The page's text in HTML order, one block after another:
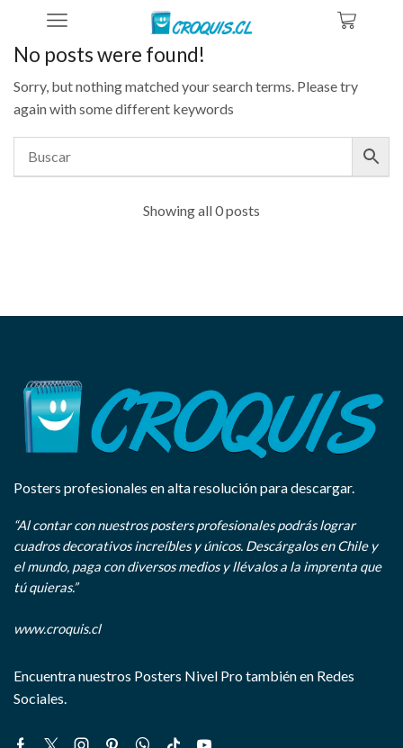
No posts were found!
Sorry, but nothing matched your search terms. Please try
again with some different keywords
Showing all 0 posts
Posters profesionales en alta resolución para descargar.
“Al contar con nuestros posters profesionales podrás lograr
cuadros decorativos increíbles y únicos. Descárgalos en Chile y
el mundo, paga con diversos medios y llévalos a la imprenta que
tú quieras.”
www.croquis.cl
Encuentra nuestros Posters Nivel Pro también en Redes
Sociales.